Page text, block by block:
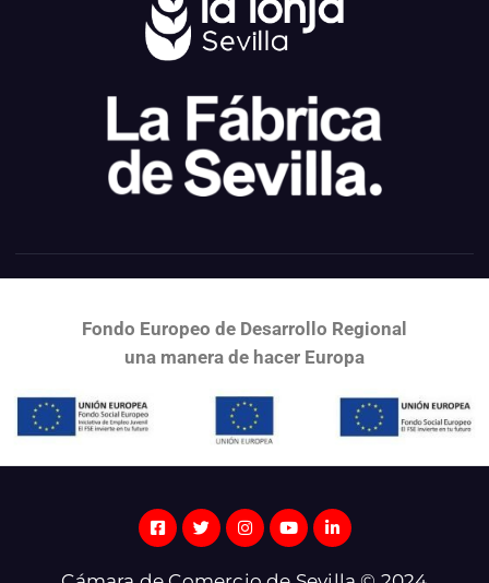
Fondo Europeo de Desarrollo Regional
una manera de hacer Europa